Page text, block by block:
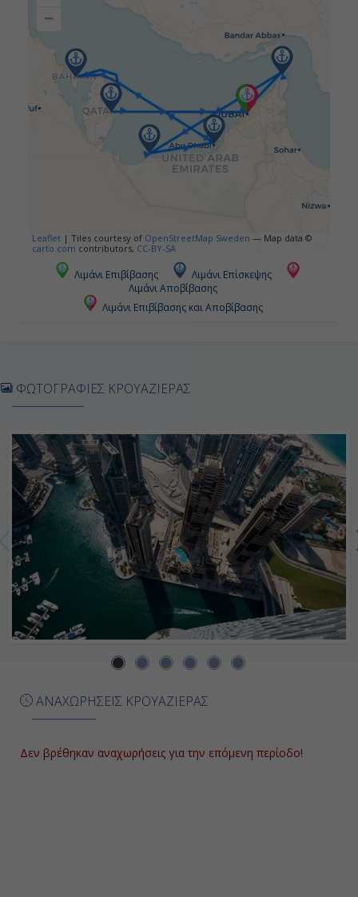
Τρίτη
Νησί Σερ Μπανί Γιας, Ηνωμένα
Αραβικά Εμιράτα
20:00
Τετάρτη
Άμπου Ντάμπι, Ηνωμένα Αραβικά
08:00
11:00
17:00
Παρασκευή
Ντόχα, Κατάρ
08:30
17:00
Ντουμπάϊ, Ηνωμένα Αραβικά
14:00
−
Leaflet | Tiles courtesy of OpenStreetMap Sweden — Map data ©
carto.com contributors, CC-BY-SA
Λιμάνι Επιβίβασης
Λιμάνι Επίσκεψης
Λιμάνι Αποβίβασης
Λιμάνι Επιβίβασης και Αποβίβασης
ΑΝΑΧΩΡΗΣΕΙΣ ΚΡΟΥΑΖΙΕΡΑΣ
Δεν βρέθηκαν αναχωρήσεις για την επόμενη περίοδο!
ΦΩΤΟΓΡΑΦΙΕΣ ΚΡΟΥΑΖΙΕΡΑΣ